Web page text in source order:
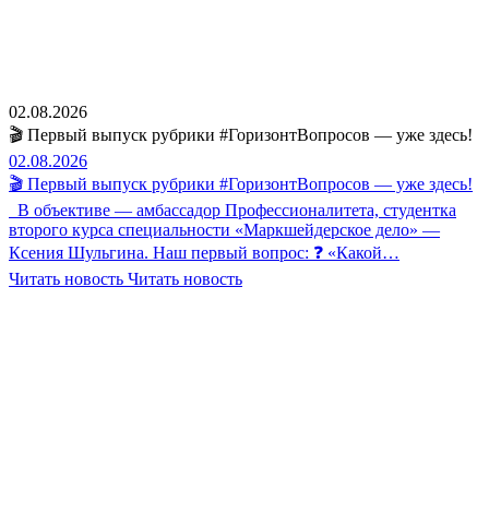
02.08.2026
🎬 Первый выпуск рубрики #ГоризонтВопросов — уже здесь!
02.08.2026
🎬 Первый выпуск рубрики #ГоризонтВопросов — уже здесь!
В объективе — амбассадор Профессионалитета, студентка
второго курса специальности «Маркшейдерское дело» —
Ксения Шульгина. Наш первый вопрос: ❓ «Какой…
Читать новость Читать новость